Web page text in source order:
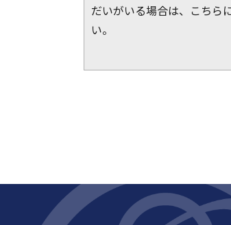
だいがいる場合は、こちら
い。